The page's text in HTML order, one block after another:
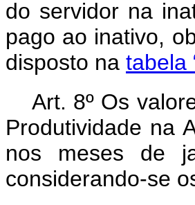
do servidor na
pago ao inativo,
disposto na tabela
Art. 8º Os
Produtividade na
nos meses de
considerando-se